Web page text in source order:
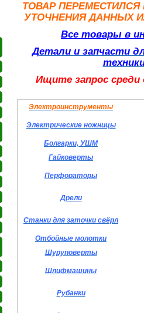
ТОВАР
УТОЧНЕНИЯ ДАННЫХ
Все товары в
Детали и запчасти
Ищите запрос
Электроинструменты
Электрические ножницы
Болгарки, УШМ
Гайковерты
Перфораторы
Дрели
Станки для заточки свёрл
Отбойные молотки
Шуруповерты
Шлифмашины
Рубанки